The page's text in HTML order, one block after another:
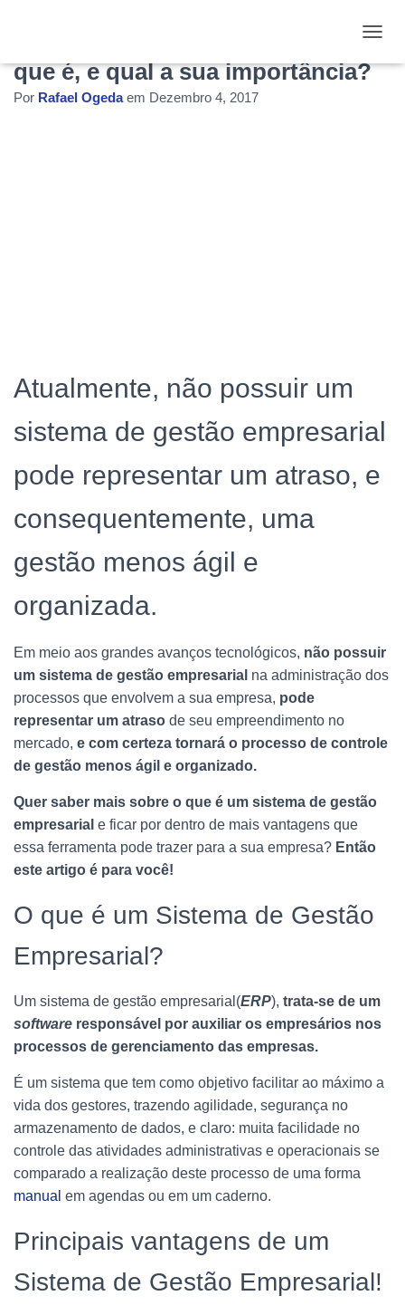
Sistema de Gestão Empresarial: o
que é, e qual a sua importância?
Por Rafael Ogedaem Dezembro 4, 2017
Atualmente, não possuir um
sistema de gestão empresarial
pode representar um atraso, e
consequentemente, uma
gestão menos ágil e
organizada.
Em meio aos grandes avanços tecnológicos, não possuir
um sistema de gestão empresarial na administração dos
processos que envolvem a sua empresa, pode
representar um atraso de seu empreendimento no
mercado, e com certeza tornará o processo de controle
de gestão menos ágil e organizado.
Quer saber mais sobre o que é um sistema de gestão
empresarial e ficar por dentro de mais vantagens que
essa ferramenta pode trazer para a sua empresa? Então
este artigo é para você!
O que é um Sistema de Gestão
Empresarial?
Um sistema de gestão empresarial(ERP), trata-se de um
software responsável por auxiliar os empresários nos
processos de gerenciamento das empresas.
É um sistema que tem como objetivo facilitar ao máximo a
vida dos gestores, trazendo agilidade, segurança no
armazenamento de dados, e claro: muita facilidade no
controle das atividades administrativas e operacionais se
comparado a realização deste processo de uma forma
manual em agendas ou em um caderno.
Principais vantagens de um
Sistema de Gestão Empresarial!